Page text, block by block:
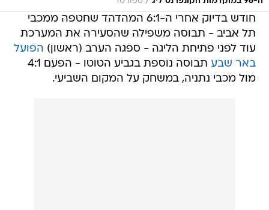
חודש בדיוק אחרי ה-6:1 המהדהד שחטפה ממכבי
תל אביב - תבוסה משפילה שהסעירה את המערכת
עוד לפני פתיחת הליגה - ספגה הערב (ראשון) הפועל
באר שבע
תבוסה נוספת בגביע הטוטו - הפעם 4:1
מול מכבי נתניה, במשחק על המקום השביעי.